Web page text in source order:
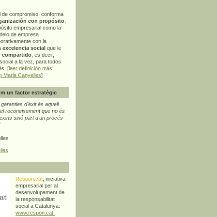
de compromiso, conforma
con propósito
empresarial como la
de empresa
con la
excelencia social que le
compartido , es decir,
a la vez, para todos
[leer definición más
Maria Canyelles]
un factor estratègic
d'èxit és aquell
reconeixement que no és
sinó part d'un procés
Respon.cat , iniciativa
empresarial per al
desenvolupament de
la responsabilitat
social a Catalunya:
www.respon.cat.